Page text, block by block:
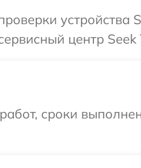
устройства
центр Seek
сроки